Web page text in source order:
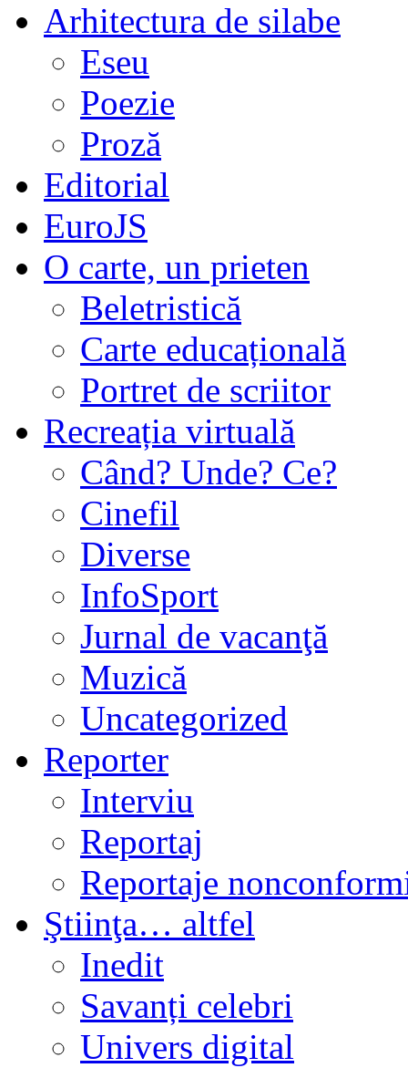
Arhitectura de silabe
Eseu
Poezie
Proză
Editorial
EuroJS
O carte, un prieten
Beletristică
Carte educațională
Portret de scriitor
Recreația virtuală
Când? Unde? Ce?
Cinefil
Diverse
InfoSport
Jurnal de vacanţă
Muzică
Uncategorized
Reporter
Interviu
Reportaj
Reportaje
Ştiinţa… altfel
Inedit
Savanți celebri
Univers digital